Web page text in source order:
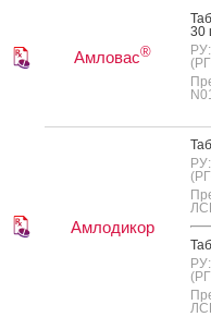
Амловас®
30
Амлодикор